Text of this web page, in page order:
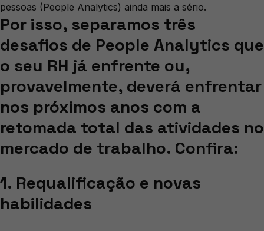
pessoas (People Analytics) ainda mais a sério.
Por isso, separamos três
desafios de People Analytics que
o seu RH já enfrente ou,
provavelmente, deverá enfrentar
nos próximos anos com a
retomada total das atividades no
mercado de trabalho. Confira:
1. Requalificação e novas
habilidades